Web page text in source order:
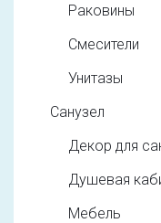
Раковины
Смесители
Унитазы
Санузел
Декор для
Душевая
Мебель